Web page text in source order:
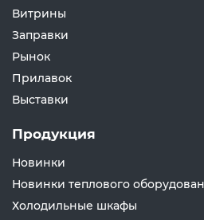
Витрины
Заправки
Рынок
Прилавок
Выставки
Продукция
Новинки
Новинки теплового
Холодильные шкафы